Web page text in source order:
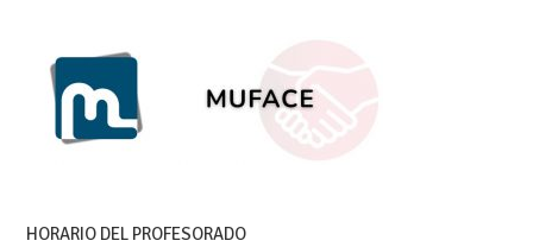
HORARIO DEL PROFESORADO